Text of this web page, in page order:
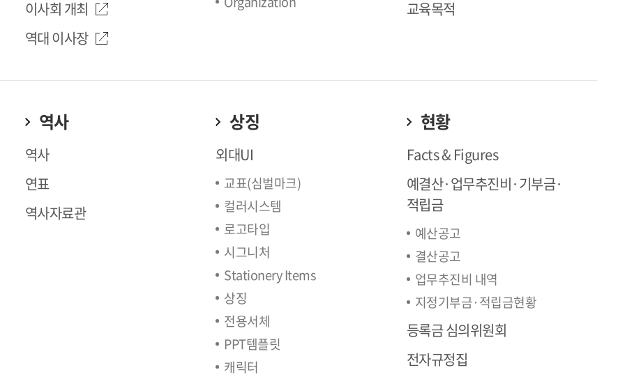
이사회 개최
역대 이사장
교육목적
역사
역사
연표
역사자료관
상징
외대UI
교표(심벌마크)
컬러시스템
로고타입
시그니처
Stationery Items
상징
전용서체
PPT템플릿
캐릭터
현황
Facts & Figures
예결산·업무추진비·기부금·
적립금
예산공고
결산공고
업무추진비 내역
지정기부금·적립금현황
등록금 심의위원회
전자규정집